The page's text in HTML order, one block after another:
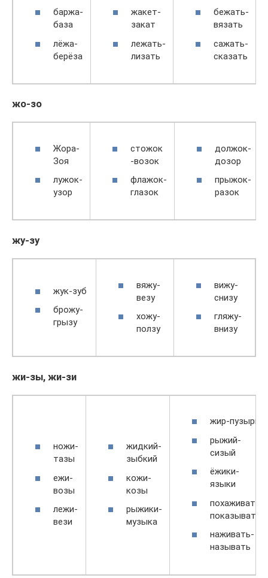
баржа-
база
лёжа-
берёза
жакет-
закат
лежать-
лизать
бежать-
вязать
сажать-
сказать
жо-зо
Жора-
Зоя
лужок-
узор
стожок
-возок
флажок-
глазок
должок-
дозор
прыжок-
разок
жу-зу
жук-зуб
брожу-
грызу
вяжу-
везу
хожу-
ползу
вижу-
снизу
гляжу-
внизу
жи-зы, жи-зи
ножи-
тазы
ежи-
возы
лежи-
вези
жидкий-
зыбкий
кожи-
козы
рыжики-
музыка
жир-пузырь
рыжий-
сизый
ёжики-
языки
похаживать-
показывать
наживать-
называть